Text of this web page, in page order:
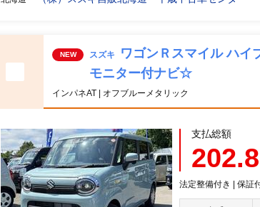
NEW スズキ
ワゴンＲスマイル ハ
モニター付ナビ☆
インパネAT | オフブルーメタリック
支払総額
202.8
法定整備付き | 保証